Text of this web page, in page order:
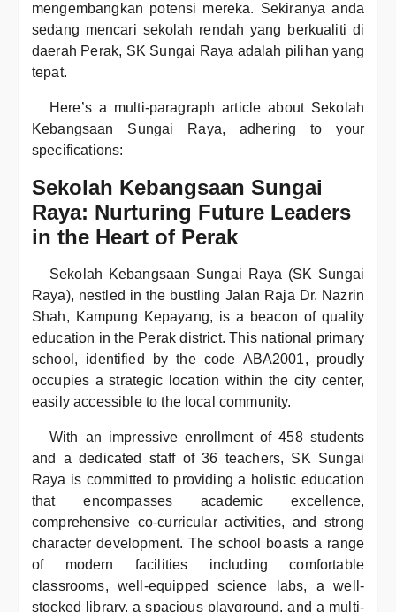
mengembangkan potensi mereka. Sekiranya anda
sedang mencari sekolah rendah yang berkualiti di
daerah Perak, SK Sungai Raya adalah pilihan yang
tepat.
Here’s a multi-paragraph article about Sekolah
Kebangsaan Sungai Raya, adhering to your
specifications:
Sekolah Kebangsaan Sungai
Raya: Nurturing Future Leaders
in the Heart of Perak
Sekolah Kebangsaan Sungai Raya (SK Sungai
Raya), nestled in the bustling Jalan Raja Dr. Nazrin
Shah, Kampung Kepayang, is a beacon of quality
education in the Perak district. This national primary
school, identified by the code ABA2001, proudly
occupies a strategic location within the city center,
easily accessible to the local community.
With an impressive enrollment of 458 students
and a dedicated staff of 36 teachers, SK Sungai
Raya is committed to providing a holistic education
that encompasses academic excellence,
comprehensive co-curricular activities, and strong
character development. The school boasts a range
of modern facilities including comfortable
classrooms, well-equipped science labs, a well-
stocked library, a spacious playground, and a multi-